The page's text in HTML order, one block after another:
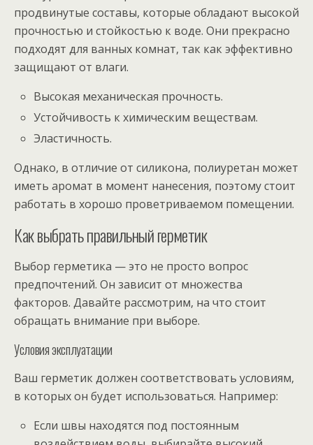
продвинутые составы, которые обладают высокой
прочностью и стойкостью к воде. Они прекрасно
подходят для ванных комнат, так как эффективно
защищают от влаги.
Высокая механическая прочность.
Устойчивость к химическим веществам.
Эластичность.
Однако, в отличие от силикона, полиуретан может
иметь аромат в момент нанесения, поэтому стоит
работать в хорошо проветриваемом помещении.
Как выбрать правильный герметик
Выбор герметика — это не просто вопрос
предпочтений. Он зависит от множества
факторов. Давайте рассмотрим, на что стоит
обращать внимание при выборе.
Условия эксплуатации
Ваш герметик должен соответствовать условиям,
в которых он будет использоваться. Например:
Если швы находятся под постоянным